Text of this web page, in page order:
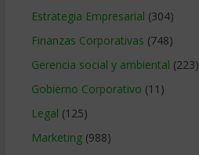
Estrategia Empresarial (304)
Finanzas Corporativas (748)
Gerencia social y ambiental (223)
Gobierno Corporativo (11)
Legal (125)
Marketing(988)